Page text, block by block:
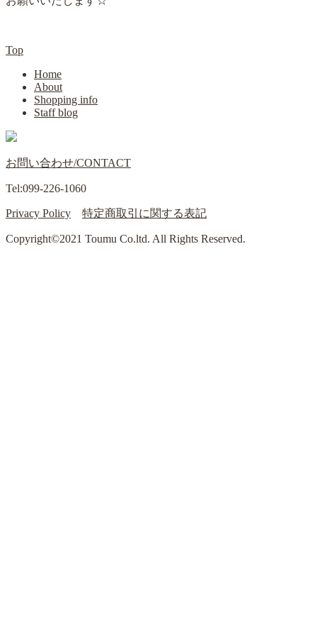
Top
Home
About
Shopping info
Staff blog
お問い合わせ/CONTACT
Tel:099-226-1060
Privacy Policy 特定商取引に関する表記
Copyright©2021 Toumu Co.ltd. All Rights Reserved.